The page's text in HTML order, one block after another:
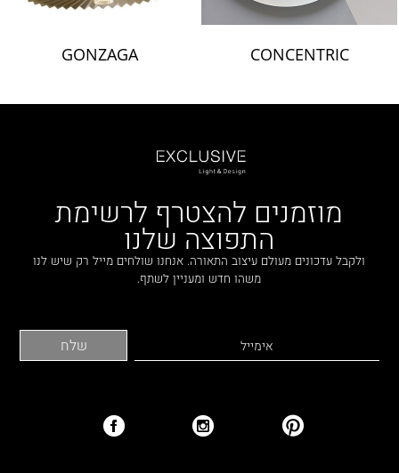
CONCENTRIC
GONZAGA
מוזמנים להצטרף לרשימת
התפוצה שלנו
ולקבל עדכונים מעולם עיצוב התאורה. אנחנו שולחים מייל רק שיש לנו
משהו חדש ומעניין לשתף.